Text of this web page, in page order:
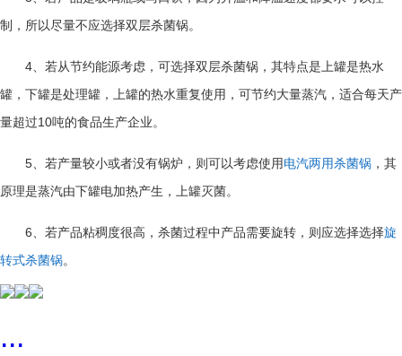
制，所以尽量不应选择双层杀菌锅。
4、若从节约能源考虑，可选择双层杀菌锅，其特点是上罐是热水
罐，下罐是处理罐，上罐的热水重复使用，可节约大量蒸汽，适合每天产
量超过10吨的食品生产企业。
5、若产量较小或者没有锅炉，则可以考虑使用电汽两用杀菌锅 ，其
原理是蒸汽由下罐电加热产生，上罐灭菌。
6、若产品粘稠度很高，杀菌过程中产品需要旋转，则应选择选择旋
转式杀菌锅。
...